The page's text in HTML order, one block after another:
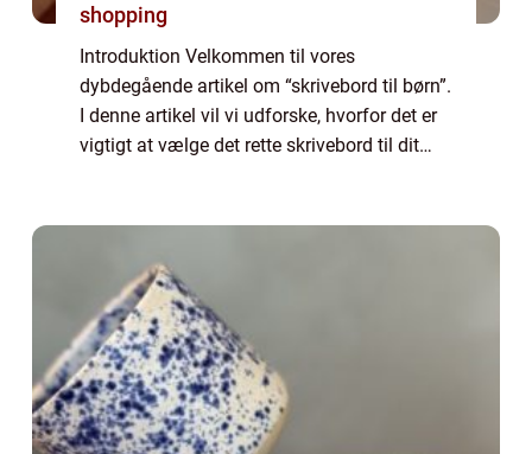
shopping
Introduktion Velkommen til vores
dybdegående artikel om “skrivebord til børn”.
I denne artikel vil vi udforske, hvorfor det er
vigtigt at vælge det rette skrivebord til dit